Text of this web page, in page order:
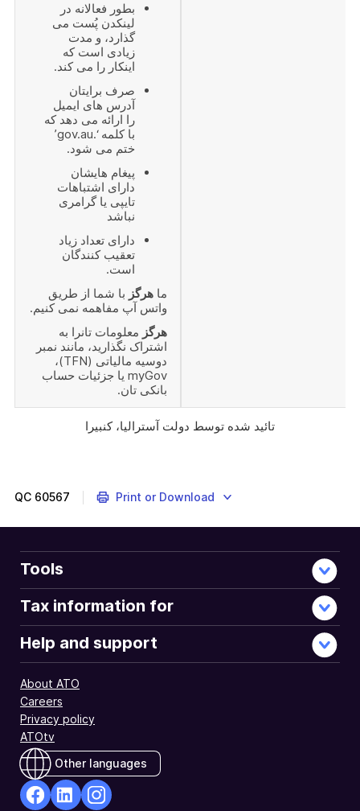
بطور فعالانه در
لینکدن پُست می
گذارد، و مدت
زیادی است که
اینکار را می کند.
صرف برایتان
آدرس های ایمیل
را ارائه می دهد که
با کلمه ‘.gov.au’
ختم می شود.
پیغام هایشان
دارای اشتباهات
تایپی یا گرامری
نباشد
دارای تعداد زیاد
تعقیب کنندگان
است.
ما هرگز با شما از طریق
واتس آپ مفاهمه نمی کنیم.
هرگز معلومات تانرا به
اشتراک نگذارید، مانند نمبر
دوسیه مالیاتی (TFN)،
myGov یا جزئیات حساب
بانکی تان.
تائید شده توسط دولت آسترالیا، کنبیرا
QC 60567 Print or Download
Tools
Tax information for
Help and support
About ATO
Careers
Privacy policy
ATOtv
Other languages